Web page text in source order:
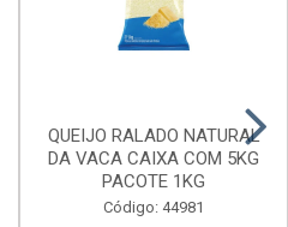
QUEIJO RALADO NATURAL
DA VACA CAIXA COM 5KG
PACOTE 1KG
Código: 44981